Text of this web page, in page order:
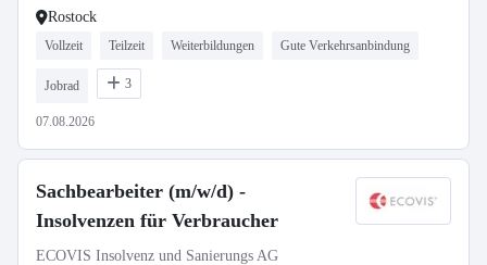
Rostock
Vollzeit Teilzeit Weiterbildungen Gute Verkehrsanbindung
Jobrad 3
07.08.2026
Sachbearbeiter (m/w/d) -
Insolvenzen für Verbraucher
ECOVIS Insolvenz und Sanierungs AG